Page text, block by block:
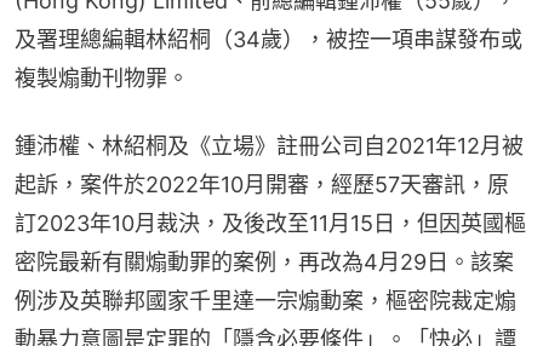
及署理總編輯林紹桐（34歲），被控一項串謀發布或
複製煽動刊物罪。
鍾沛權、林紹桐及《立場》註冊公司自2021年12月被
起訴，案件於2022年10月開審，經歷57天審訊，原
訂2023年10月裁決，及後改至11月15日，但因英國樞
密院最新有關煽動罪的案例，再改為4月29日。該案
例涉及英聯邦國家千里達一宗煽動案，樞密院裁定煽
動暴力意圖是定罪的「隱含必要條件」。「快必」譚